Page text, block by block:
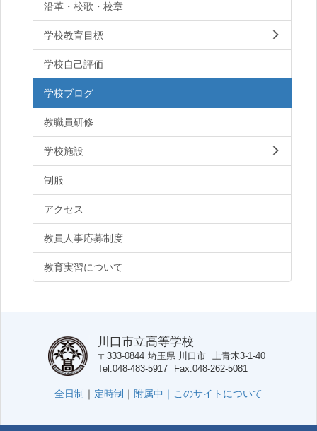
沿革・校歌・校章
学校教育目標
学校自己評価
学校ブログ
教職員研修
学校施設
制服
アクセス
教員人事応募制度
教育実習について
川口市立高等学校
〒333-0844 埼玉県 川口市 上青木3-1-40
Tel 048-483-5917 Fax 048-262-5081
全日制 ｜ 定時制 ｜ 附属中｜ このサイトについて